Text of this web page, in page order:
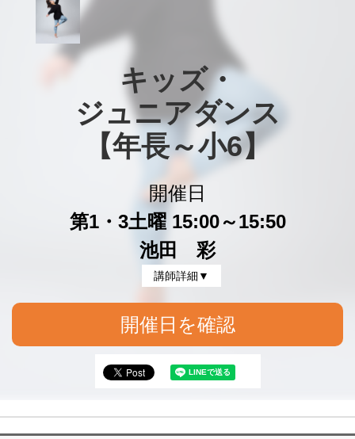
キッズ・
ジュニアダンス
【年長～小6】
開催日
第1・3土曜 15:00～15:50
池田 彩
講師詳細▼
開催日を確認